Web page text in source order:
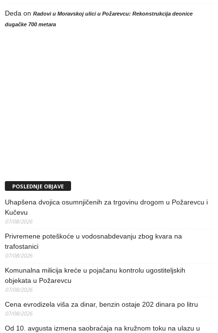
Deda on Radovi u Moravskoj ulici u Požarevcu: Rekonstrukcija deonice
dugačke 700 metara
POSLEDNJE OBJAVE
Uhapšena dvojica osumnjičenih za trgovinu drogom u Požarevcu i
Kučevu
07/08/2026
Privremene poteškoće u vodosnabdevanju zbog kvara na
trafostanici
07/08/2026
Komunalna milicija kreće u pojačanu kontrolu ugostiteljskih
objekata u Požarevcu
07/08/2026
Cena evrodizela viša za dinar, benzin ostaje 202 dinara po litru
07/08/2026
Od 10. avgusta izmena saobraćaja na kružnom toku na ulazu u